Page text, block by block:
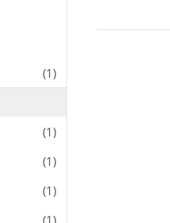
(1)
(1)
(1)
(1)
(1)